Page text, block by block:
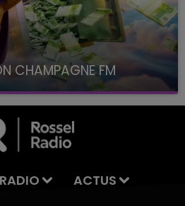
CHAMPAGNE FM
FM, à 8H10
RADIO
ACTUS